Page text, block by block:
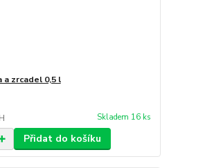
a zrcadel 0,5 l
Skladem 16 ks
Přidat do košíku